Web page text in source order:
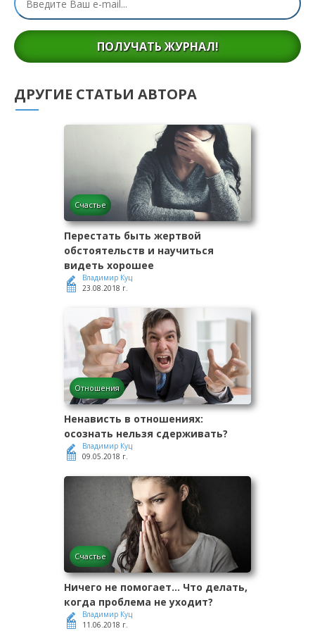
ПОЛУЧАТЬ ЖУРНАЛ!
ДРУГИЕ СТАТЬИ АВТОРА
Счастье
Перестать быть жертвой
обстоятельств и научиться
видеть хорошее
Владимир Куц
23.08.2018 г.
Отношения
Ненависть в отношениях:
осознать нельзя сдерживать?
Владимир Куц
09.05.2018 г.
Счастье
Ничего не помогает... Что делать,
когда проблема не уходит?
Владимир Куц
11.06.2018 г.